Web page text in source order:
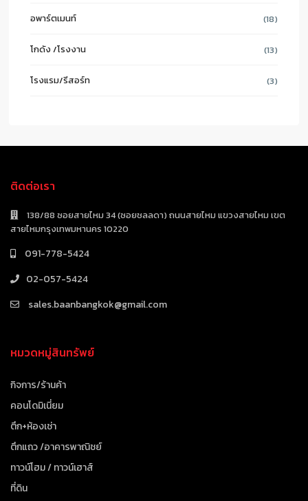
อพาร์ตเมนท์ (18)
โกดัง /โรงงาน (13)
โรงแรม/รีสอร์ท (3)
ติดต่อเรา
138/88 ซอยสายไหม 34 (ซอยชลลดา) ถนนสายไหม แขวงสายไหม เขต
สายไหมกรุงเทพมหานคร 10220
091-778-5424
02-057-5424
sales.baanbangkok@gmail.com
หมวดหมู่สินทรัพย์
กิจการ/ร้านค้า
คอนโดมิเนี่ยม
ตึก+ห้องเช่า
ตึกแถว /อาคารพาณิชย์
ทาวน์โฮม / ทาวน์เฮาส์
ที่ดิน